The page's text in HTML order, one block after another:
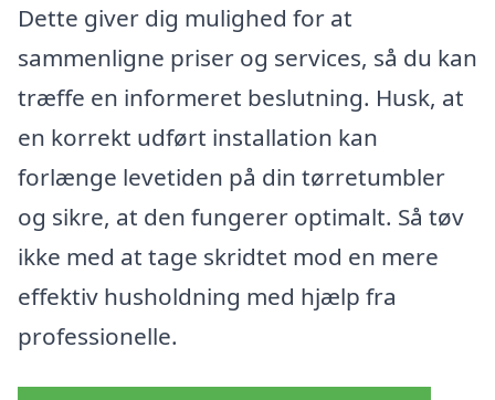
Dette giver dig mulighed for at
sammenligne priser og services, så du kan
træffe en informeret beslutning. Husk, at
en korrekt udført installation kan
forlænge levetiden på din tørretumbler
og sikre, at den fungerer optimalt. Så tøv
ikke med at tage skridtet mod en mere
effektiv husholdning med hjælp fra
professionelle.